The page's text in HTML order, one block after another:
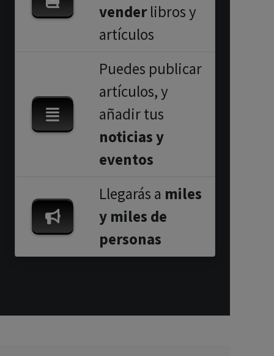
venderlibros y
artículos
Puedes publicar
artículos, y
añadir tus
noticias y
eventos
Llegarás a miles
y miles de
personas